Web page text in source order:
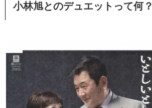
小林旭とのデュエットって何？